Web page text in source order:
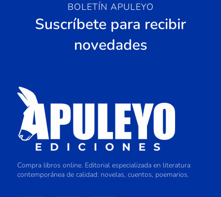
BOLETÍN APULEYO
Suscríbete para recibir
novedades
Compra libros online. Editorial especializada en literatura
contemporánea de calidad: novelas, cuentos, poemarios.